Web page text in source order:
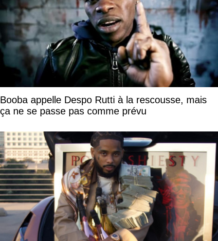
Booba appelle Despo Rutti à la rescousse, mais
ça ne se passe pas comme prévu